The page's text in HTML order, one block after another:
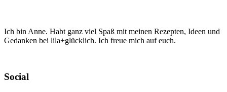
Ich bin Anne. Habt ganz viel Spaß mit meinen Rezepten, Ideen und
Gedanken bei lila+glücklich. Ich freue mich auf euch.
Social